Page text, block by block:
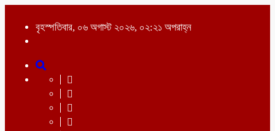
বৃহস্পতিবার, ০৬ অগাস্ট ২০২৬, ০২:২১ অপরাহ্ন